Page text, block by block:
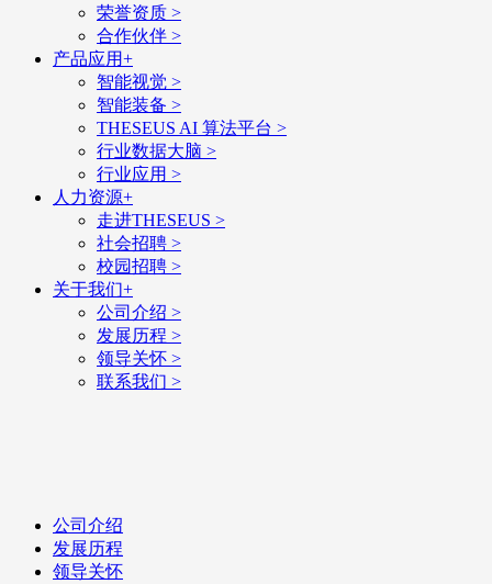
荣誉资质 >
合作伙伴 >
产品应用+
智能视觉 >
智能装备 >
THESEUS AI 算法平台 >
行业数据大脑 >
行业应用 >
人力资源+
走进THESEUS >
社会招聘 >
校园招聘 >
关于我们+
公司介绍 >
发展历程 >
领导关怀 >
联系我们 >
公司介绍
发展历程
领导关怀